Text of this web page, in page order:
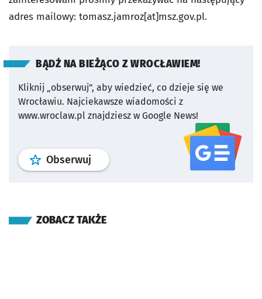
adres mailowy: tomasz.jamroz[at]msz.gov.pl.
BĄDŹ NA BIEŻĄCO Z WROCŁAWIEM!
Kliknij „obserwuj”, aby wiedzieć, co dzieje się we
Wrocławiu. Najciekawsze wiadomości z
www.wroclaw.pl znajdziesz w Google News!
Obserwuj profil serwisu
ZOBACZ TAKŻE